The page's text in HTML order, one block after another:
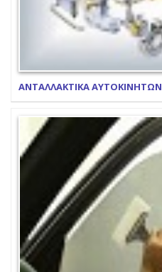
ΑΝΤΑΛΛΑΚΤΙΚΑ ΑΥΤΟΚΙΝΗΤΩΝ